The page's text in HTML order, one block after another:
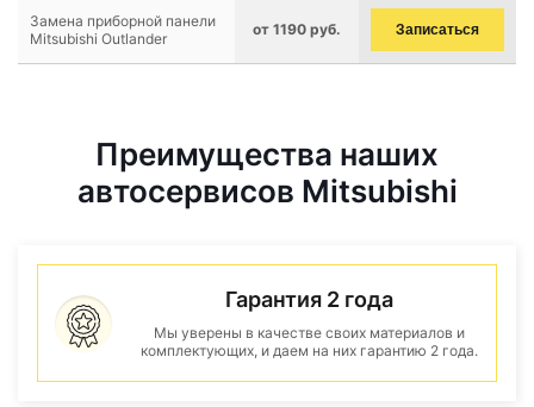
Замена приборной панели
Mitsubishi Outlander
от 1190 руб. Записаться
Преимущества наших
автосервисов Mitsubishi
Гарантия 2 года
Мы уверены в качестве своих материалов и
комплектующих, и даем на них гарантию 2 года.